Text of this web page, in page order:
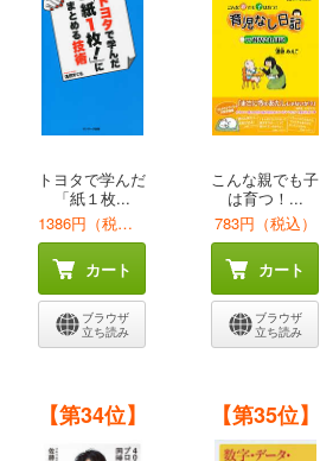
トヨタで学んだ
「紙１枚...
1386円（税込）
カート
ブラウザ
立ち読み
こんな親でも子
は育つ！...
783円（税込）
カート
ブラウザ
立ち読み
【第34位】 【第35位】